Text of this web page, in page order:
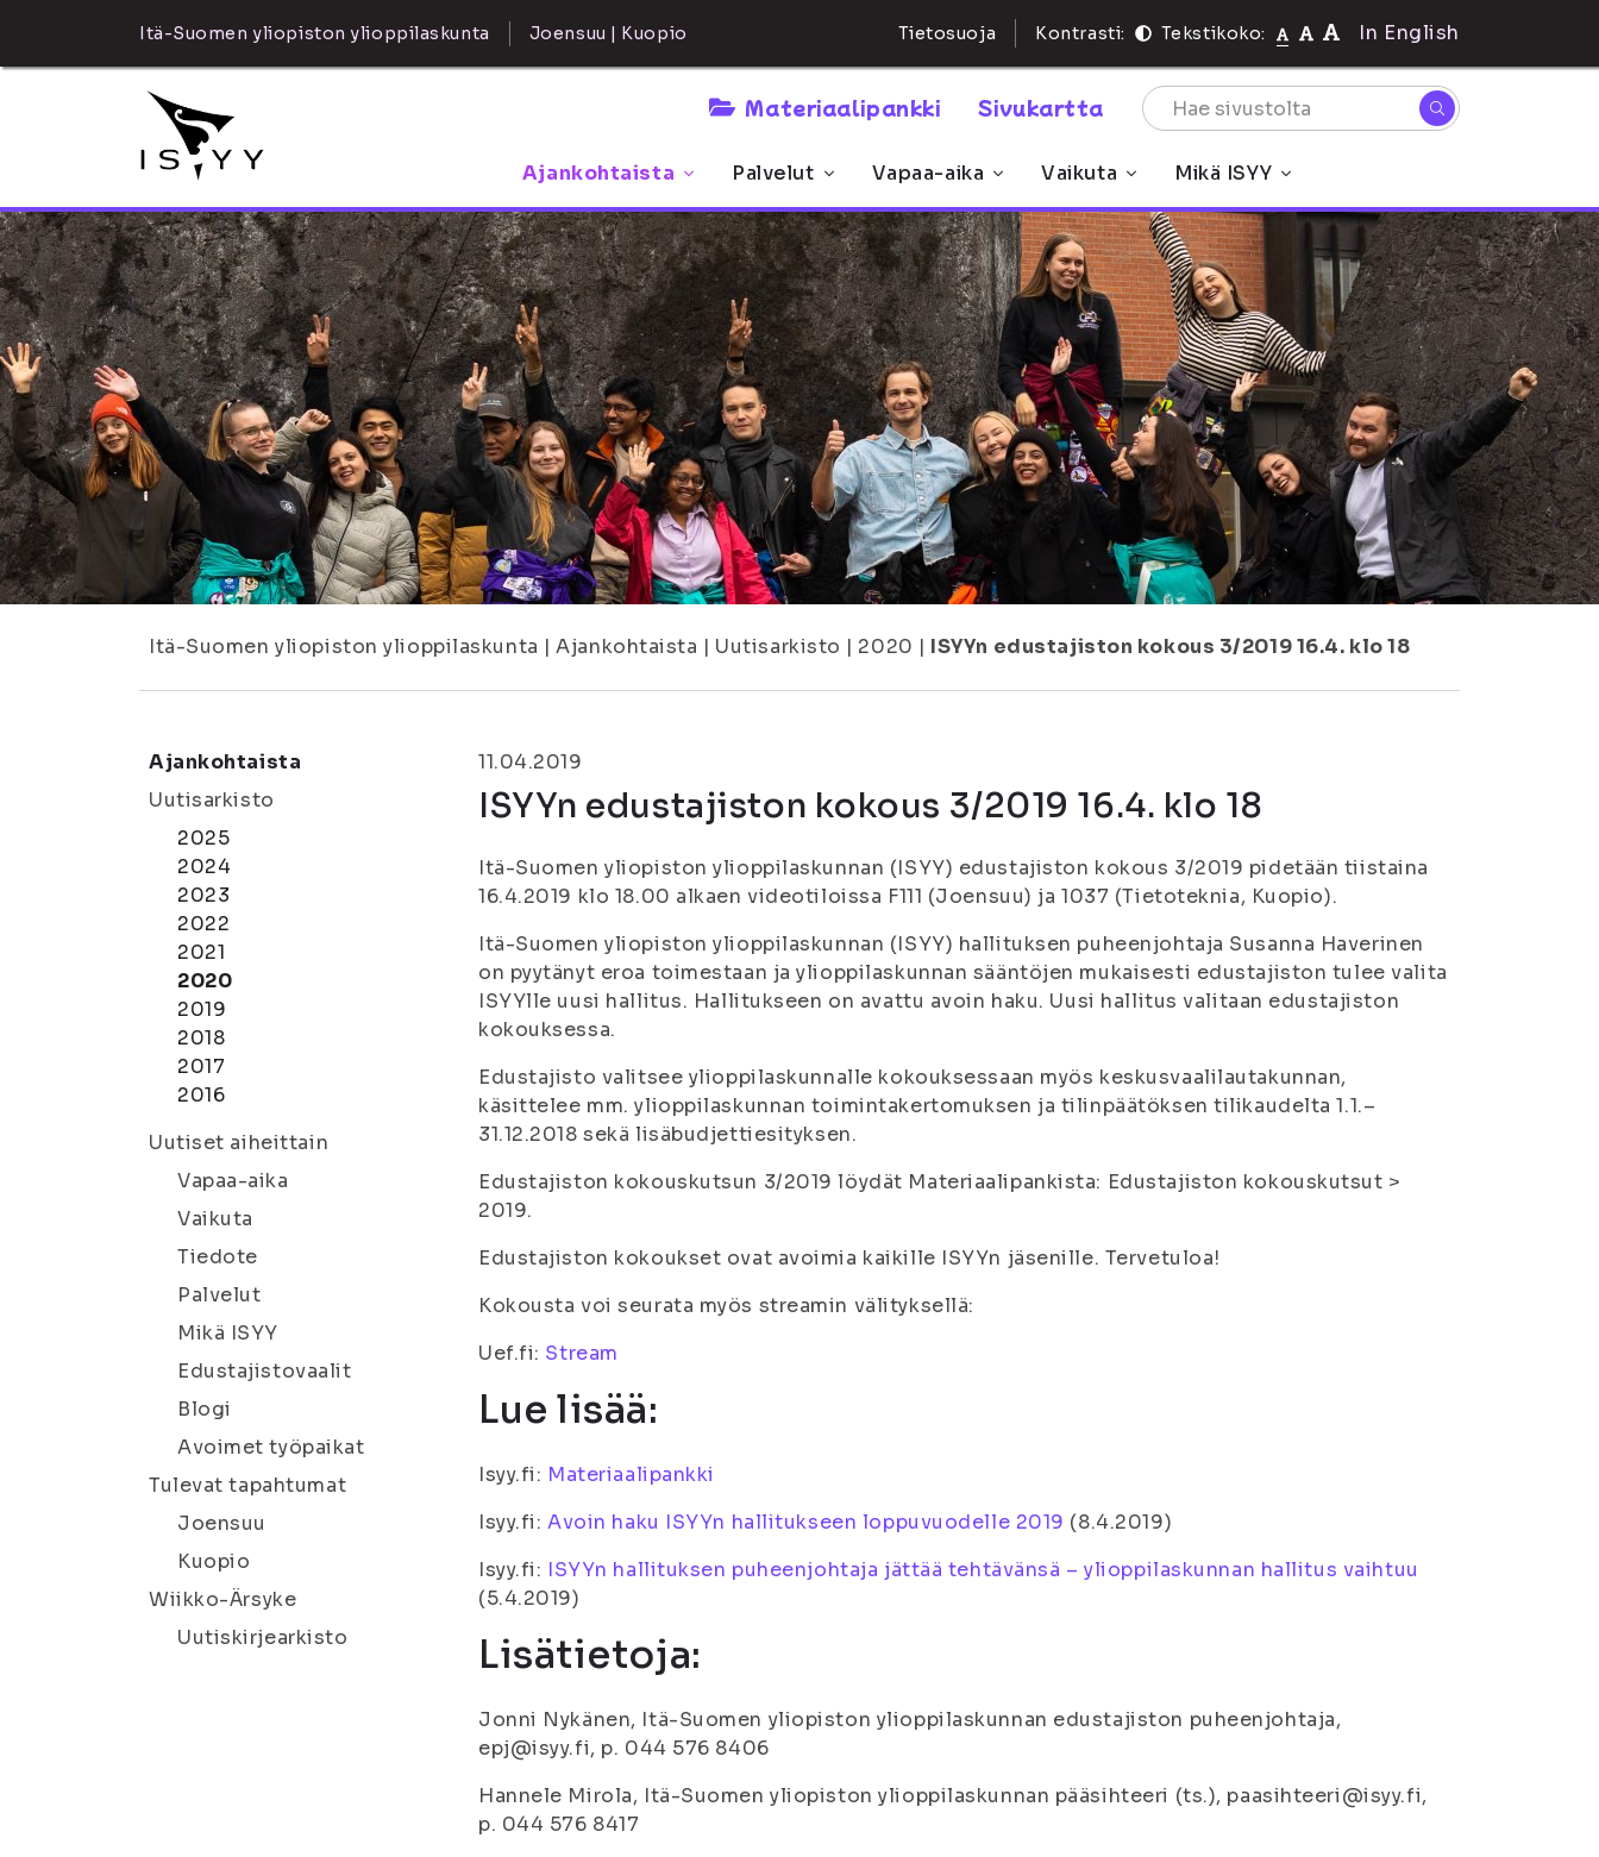
Itä-Suomen yliopiston ylioppilaskunta Joensuu | Kuopio Tietosuoja Kontrasti: Tekstikoko: In English
Materiaalipankki Sivukartta
Ajankohtaista Palvelut Vapaa-aika Vaikuta Mikä ISYY
Itä-Suomen yliopiston ylioppilaskunta | Ajankohtaista | Uutisarkisto | 2020 | ISYYn edustajiston kokous 3/2019 16.4. klo 18
Ajankohtaista
Uutisarkisto
2025
2024
2023
2022
2021
2020
2019
2018
2017
2016
Uutiset aiheittain
Vapaa-aika
Vaikuta
Tiedote
Palvelut
Mikä ISYY
Edustajistovaalit
Blogi
Avoimet työpaikat
Tulevat tapahtumat
Joensuu
Kuopio
Wiikko-Ärsyke
Uutiskirjearkisto
11.04.2019
ISYYn edustajiston kokous 3/2019 16.4. klo 18
Itä-Suomen yliopiston ylioppilaskunnan (ISYY) edustajiston kokous 3/2019 pidetään tiistaina
16.4.2019 klo 18.00 alkaen videotiloissa F111 (Joensuu) ja 1037 (Tietoteknia, Kuopio).
Itä-Suomen yliopiston ylioppilaskunnan (ISYY) hallituksen puheenjohtaja Susanna Haverinen
on pyytänyt eroa toimestaan ja ylioppilaskunnan sääntöjen mukaisesti edustajiston tulee valita
ISYYlle uusi hallitus. Hallitukseen on avattu avoin haku. Uusi hallitus valitaan edustajiston
kokouksessa.
Edustajisto valitsee ylioppilaskunnalle kokouksessaan myös keskusvaalilautakunnan,
käsittelee mm. ylioppilaskunnan toimintakertomuksen ja tilinpäätöksen tilikaudelta 1.1.–
31.12.2018 sekä lisäbudjettiesityksen.
Edustajiston kokouskutsun 3/2019 löydät Materiaalipankista: Edustajiston kokouskutsut >
2019.
Edustajiston kokoukset ovat avoimia kaikille ISYYn jäsenille. Tervetuloa!
Kokousta voi seurata myös streamin välityksellä:
Uef.fi: Stream
Lue lisää:
Isyy.fi: Materiaalipankki
Isyy.fi:Avoin haku ISYYn hallitukseen loppuvuodelle 2019 (8.4.2019)
Isyy.fi: ISYYn hallituksen puheenjohtaja jättää tehtävänsä – ylioppilaskunnan hallitus vaihtuu
(5.4.2019)
Lisätietoja:
Jonni Nykänen, Itä-Suomen yliopiston ylioppilaskunnan edustajiston puheenjohtaja,
epj@isyy.fi, p. 044 576 8406
Hannele Mirola, Itä-Suomen yliopiston ylioppilaskunnan pääsihteeri (ts.), paasihteeri@isyy.fi,
p. 044 576 8417